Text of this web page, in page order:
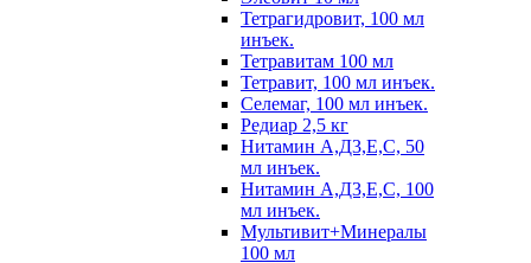
Тетрагидровит, 100 мл
инъек.
Тетравитам 100 мл
Тетравит, 100 мл инъек.
Селемаг, 100 мл инъек.
Редиар 2,5 кг
Нитамин А,Д3,Е,С, 50
мл инъек.
Нитамин А,Д3,Е,С, 100
мл инъек.
Мультивит+Минералы
100 мл